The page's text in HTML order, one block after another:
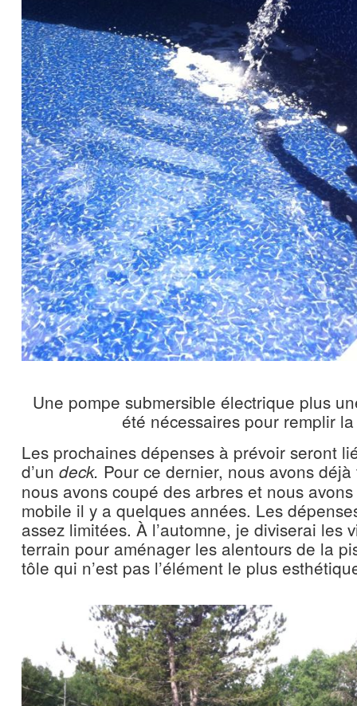
Une pompe submersible électrique plus
été nécessaires pour remplir
Les prochaines dépenses à prévoir seront
d’un deck. Pour ce dernier, nous avons
nous avons coupé des arbres et nous
mobile il y a quelques années. Les
assez limitées. À l’automne, je diviserai les
terrain pour aménager les alentours de la
tôle qui n’est pas l’élément le plus